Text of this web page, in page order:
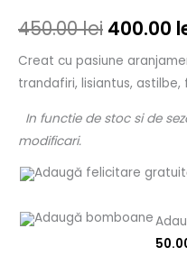
450.00lei 400.00
Creat cu pasiune
trandafiri, lisiantus,
In functie de stoc si de
modificari.